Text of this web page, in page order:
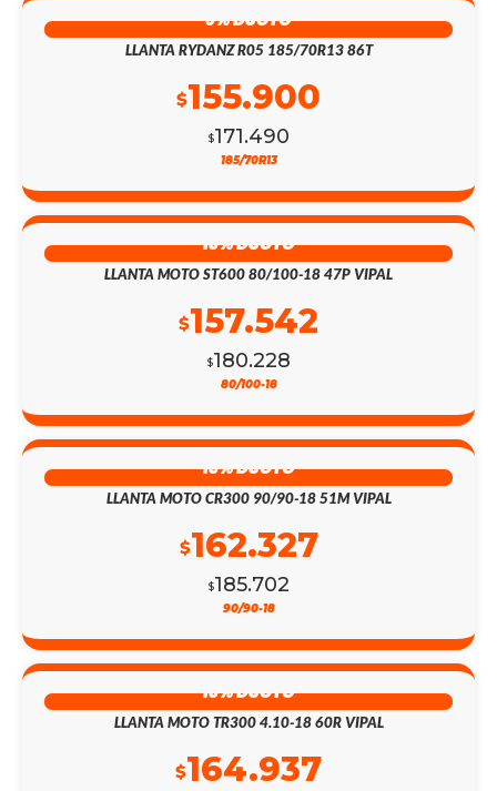
9% DSCTO
LLANTA RYDANZ R05 185/70R13 86T
$171.490
$155.900
185/70R13
13% DSCTO
LLANTA MOTO ST600 80/100-18 47P VIPAL
$180.228
$157.542
80/100-18
13% DSCTO
LLANTA MOTO CR300 90/90-18 51M VIPAL
$185.702
$162.327
90/90-18
13% DSCTO
LLANTA MOTO TR300 4.10-18 60R VIPAL
$164.937